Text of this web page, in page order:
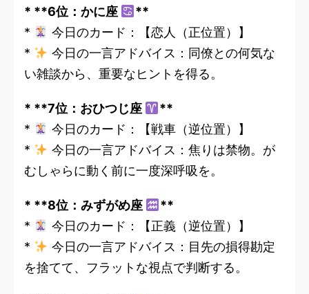
* **6位：かに座
**
*
今日のカード：【恋人（正位置）】
*
今日の一言アドバイス：同僚との何気な
い雑談から、重要なヒントを得る。
* **7位：おひつじ座
**
*
今日のカード：【戦車（逆位置）】
*
今日の一言アドバイス：焦りは禁物。が
むしゃらに動く前に一度深呼吸を。
* **8位：みずがめ座
**
*
今日のカード：【正義（逆位置）】
*
今日の一言アドバイス：目先の損得勘定
を捨てて、フラットな視点で判断する。